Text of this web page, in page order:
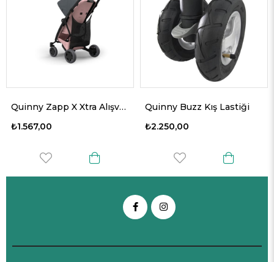
Quinny Zapp X Xtra Alışveriş Torbası
Quinny Buzz Kış Lastiği
₺2.250,00